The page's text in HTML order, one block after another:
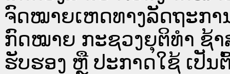
ຈົດ​ໝາຍ​ເຫດ​ທາງ​ລັດ​ຖະ​ກ
ກົດໝາຍ ກະຊວງຍຸຕິທໍາ ຊ້
ຮັບຮອງ ຫຼື ປະກາດໃຊ້ ເປັນ